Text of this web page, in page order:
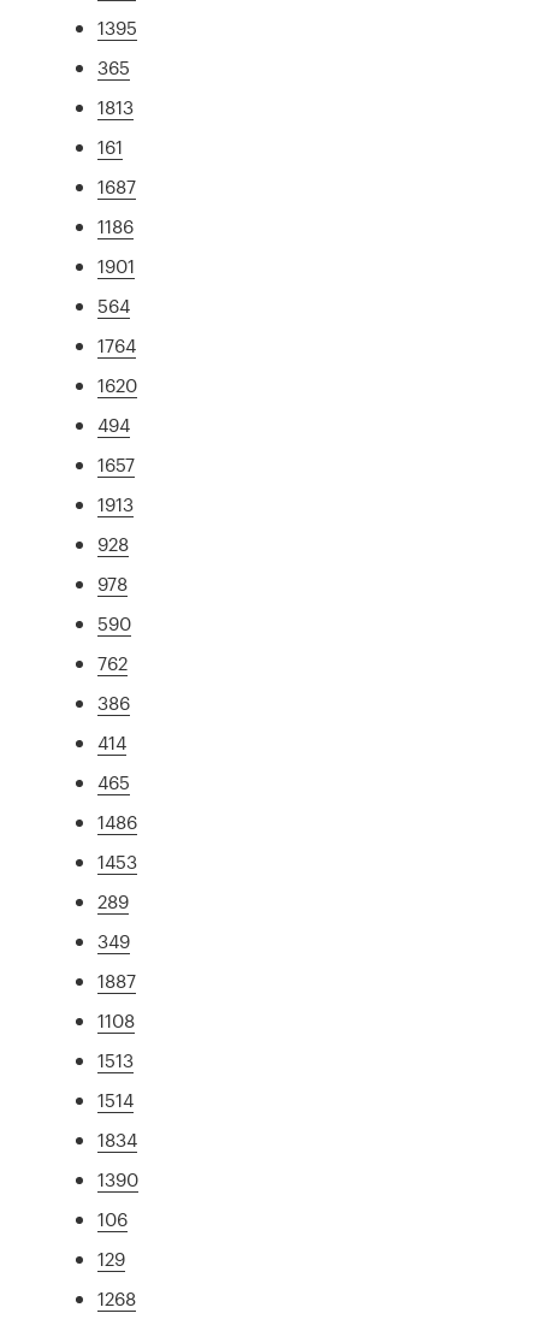
1395
365
1813
161
1687
1186
1901
564
1764
1620
494
1657
1913
928
978
590
762
386
414
465
1486
1453
289
349
1887
1108
1513
1514
1834
1390
106
129
1268